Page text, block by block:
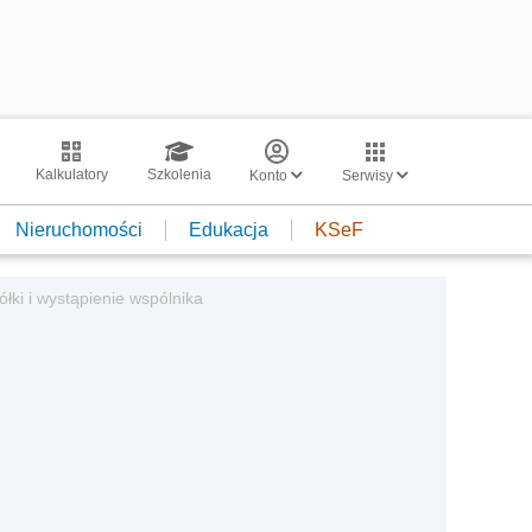
Kalkulatory Szkolenia Konto Serwisy
Nieruchomości Edukacja KSeF
i wystąpienie wspólnika